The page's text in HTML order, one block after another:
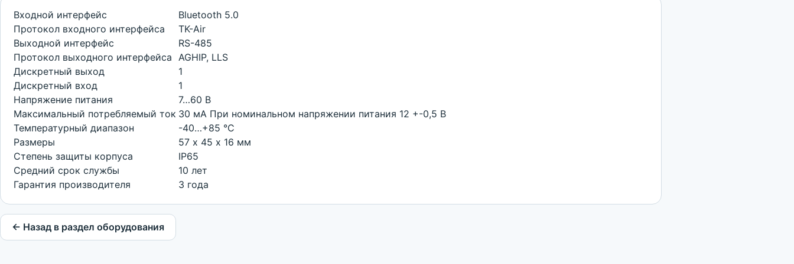
Входной интерфейс
Bluetooth 5.0
Протокол входного интерфейса
TK-Air
Выходной интерфейс
RS-485
Протокол выходного интерфейса
AGHIP, LLS
Дискретный выход
1
Дискретный вход
1
Напряжение питания
7…60 В
Максимальный потребляемый ток 30 мА При номинальном напряжении питания 12 +-0,5 В
Температурный диапазон
-40…+85 °С
Размеры
57 х 45 х 16 мм
Степень защиты корпуса
IP65
Средний срок службы
10 лет
Гарантия производителя
3 года
← Назад в раздел оборудования